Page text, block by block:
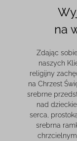
na
Zdając
naszych
religijny
na Chrzest
srebrne
nad
serca,
srebrna